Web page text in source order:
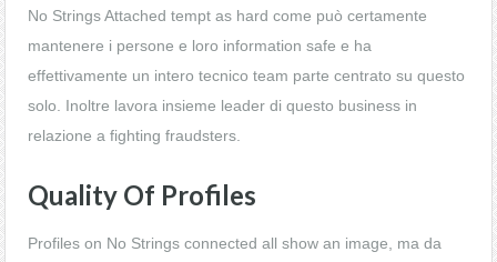
No Strings Attached tempt as hard come può certamente
mantenere i persone e loro information safe e ha
effettivamente un intero tecnico team parte centrato su questo
solo. Inoltre lavora insieme leader di questo business in
relazione a fighting fraudsters.
Quality Of Profiles
Profiles on No Strings connected all show an image, ma da